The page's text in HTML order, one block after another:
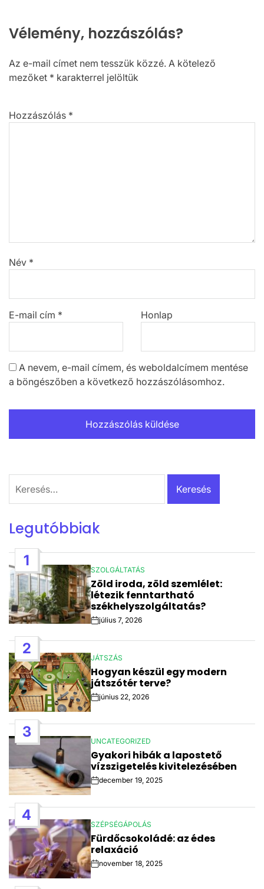
Vélemény, hozzászólás?
Az e-mail címet nem tesszük közzé. A kötelező
mezőket * karakterrel jelöltük
Hozzászólás *
Név *
E-mail cím * Honlap
A nevem, e-mail címem, és weboldalcímem mentése
a böngészőben a következő hozzászólásomhoz.
Legutóbbiak
1
POSTED
IN
SZOLGÁLTATÁS
Zöld iroda, zöld szemlélet:
létezik fenntartható
székhelyszolgáltatás?
Postjúlius 7, 2026
2
POSTED
IN
JÁTSZÁS
Hogyan készül egy modern
játszótér terve?
Post
Date
június 22, 2026
3
POSTED
IN
UNCATEGORIZED
Gyakori hibák a lapostető
vízszigetelés kivitelezésében
Post
Date
december 19, 2025
4
POSTED
IN
SZÉPSÉGÁPOLÁS
Fürdőcsokoládé: az édes
relaxáció
Post
Date
november 18, 2025